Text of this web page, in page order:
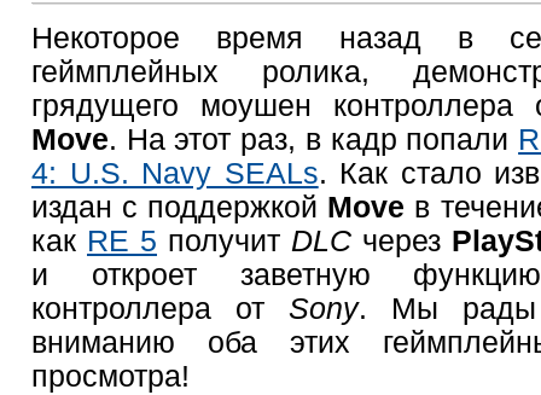
Некоторое время назад в
геймплейных ролика,
грядущего моушен
Move. На этот раз, в кадр попали
4: U.S. Navy SEALs. Как стало
издан с поддержкой Move в
как RE 5 получит DLC через
и откроет заветную
контроллера от Sony. Мы рады
вниманию оба этих
просмотра!